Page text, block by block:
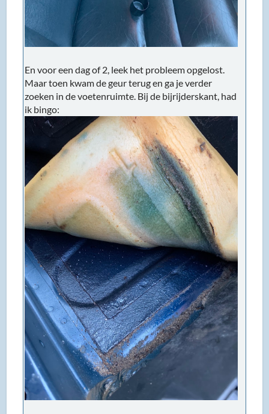
En voor een dag of 2, leek het probleem opgelost.
Maar toen kwam de geur terug en ga je verder
zoeken in de voetenruimte. Bij de bijrijderskant, had
ik bingo: